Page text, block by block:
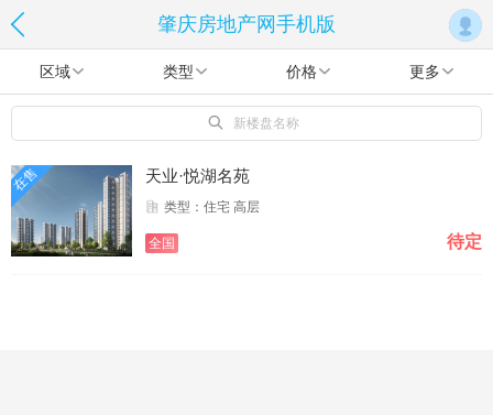
肇庆房地产网手机版
区域 类型 价格 更多
新楼盘名称
在售 天业·悦湖名苑
类型：住宅 高层
全国 待定